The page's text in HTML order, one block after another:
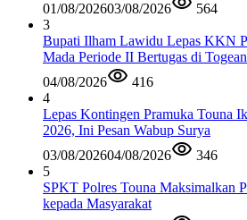
01/08/202603/08/2026
564
3
Bupati Ilham Lawidu Lepas KKN
Mada Periode II Bertugas di Togean
04/08/2026
416
4
Lepas Kontingen Pramuka Touna
2026, Ini Pesan Wabup Surya
03/08/202604/08/2026
346
5
SPKT Polres Touna Maksimalkan
kepada Masyarakat